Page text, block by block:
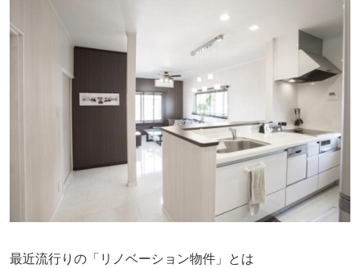
最近流行りの「リノベーション物件」とは